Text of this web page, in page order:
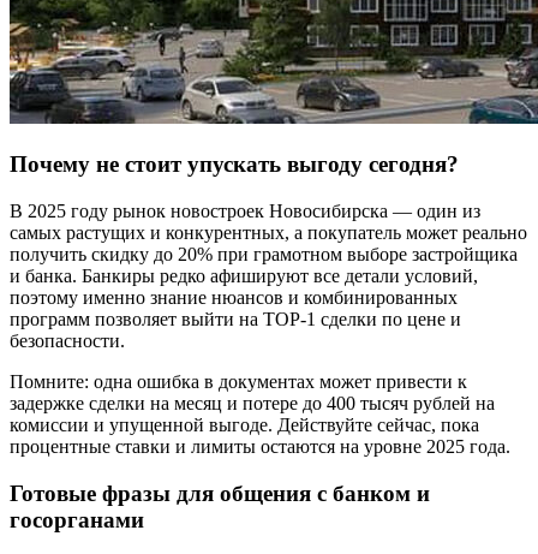
Почему не стоит упускать выгоду сегодня?
В 2025 году рынок новостроек Новосибирска — один из
самых растущих и конкурентных, а покупатель может реально
получить скидку до 20% при грамотном выборе застройщика
и банка. Банкиры редко афишируют все детали условий,
поэтому именно знание нюансов и комбинированных
программ позволяет выйти на TOP-1 сделки по цене и
безопасности.
Помните: одна ошибка в документах может привести к
задержке сделки на месяц и потере до 400 тысяч рублей на
комиссии и упущенной выгоде. Действуйте сейчас, пока
процентные ставки и лимиты остаются на уровне 2025 года.
Готовые фразы для общения с банком и
госорганами